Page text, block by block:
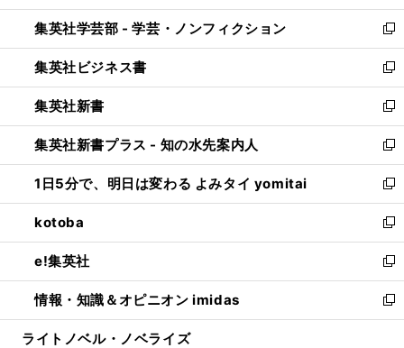
開
く
ウ
で
開
く
ン
ド
ウ
で
開
く
ウ
ィ
ン
ド
ウ
で
開
く
集英社学芸部 - 学芸・ノンフィクション
新
し
い
ウ
ィ
ン
ド
ウ
で
開
く
集英社ビジネス書
新
し
い
ウ
ィ
ン
ド
ウ
で
開
く
集英社新書
新
し
い
ウ
ィ
ン
ド
ウ
で
開
く
集英社新書プラス - 知の水先案内人
新
し
い
ウ
ィ
ン
ド
ウ
で
開
1日5分で、明日は変わる よみタイ yomitai
新
し
い
ウ
ィ
ン
ド
ウ
kotoba
新
し
い
ウ
ィ
ン
e!集英社
新
し
い
ウ
情報・知識＆オピニオン imidas
新
し
ライトノベル・ノベライズ